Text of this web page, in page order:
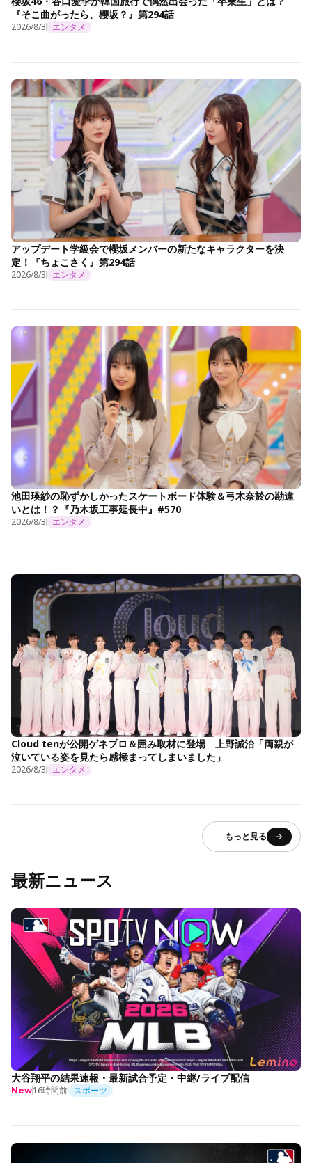
『そこ曲がったら、櫻坂？』第294話
2026/8/3 エンタメ
アップデート学級会で櫻坂メンバーの新たなキャラクターを決
定！『ちょこさく』第294話
2026/8/3 エンタメ
池田瑛紗の恥ずかしかったスケートボード体験＆弓木奈於の勘違
いとは！？『乃木坂工事延長中』#570
2026/8/3 エンタメ
Cloud tenが公開ゲネプロ＆囲み取材に登場 上野誠治「両親が
泣いている姿を見たら感極まってしまいました」
2026/8/3 エンタメ
もっと見る
最新ニュース
大谷翔平の結果速報・最新試合予定・中継/ライブ配信
New16時間前 スポーツ